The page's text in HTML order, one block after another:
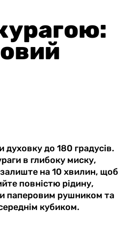
духовку до 180 градусів.
в глибоку миску,
на 10 хвилин, щоб
повністю рідину,
паперовим рушником та
кубиком.